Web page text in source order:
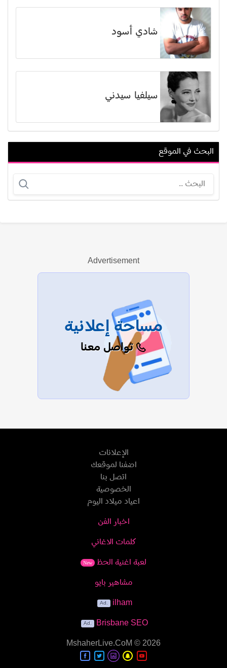
شادي أسود
سيلفيا سيدني
يسرا اللوزي
عرض الكل
البحث في الموقع
Advertisement
مساحة إعلانية
تواصل معنا
الإعلانات
اضفنا لموقعك
اتصل بنا
الخصوصية
اعياد ميلاد اليوم
اخبار الفن
كلمات الاغاني
لعبة اغنية الحظ New
مشاهير بايو
ilham
Brisbane SEO
MshaherLive.CoM © 2026